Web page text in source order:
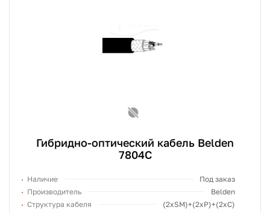
Гибридно-оптический кабель Belden
7804C
Наличие
Под заказ
Производитель
Belden
Структура кабеля
(2хSM)+(2xP)+(2xC)